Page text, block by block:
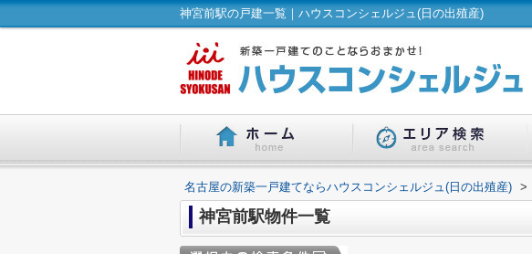
神宮前駅の戸建一覧｜ハウスコンシェルジュ(日の出殖産)
名古屋の新築一戸建てならハウスコンシェルジュ(日の出殖産) >
神宮前駅物件一覧